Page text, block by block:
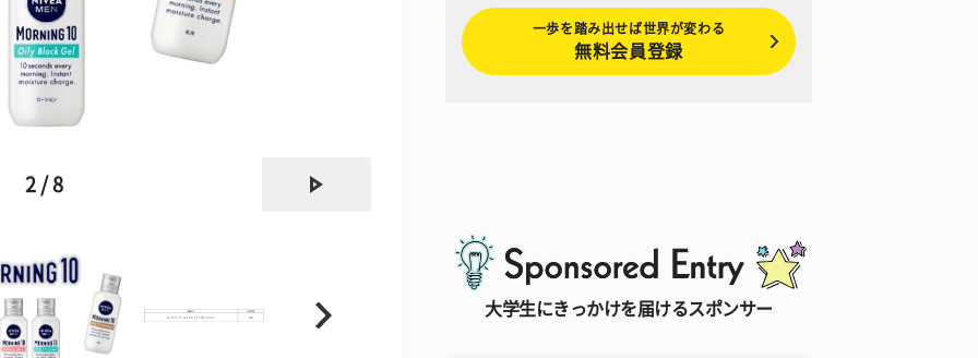
2 / 8
一歩を踏み出せば世界が変わる
無料会員登録
大学生にきっかけを届けるスポンサー